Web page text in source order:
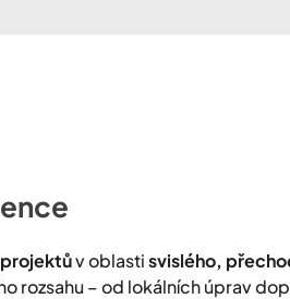
v oblastisvislého,
rozsahu – od lokálních úprav